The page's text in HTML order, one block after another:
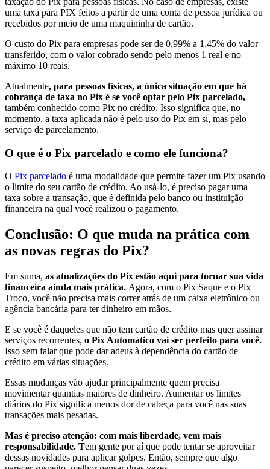
uma taxa para PIX feitos a partir de uma conta de pessoa jurídica ou
recebidos por meio de uma maquininha de cartão.
O custo do Pix para empresas pode ser de 0,99% a 1,45% do valor
transferido, com o valor cobrado sendo pelo menos 1 real e no
máximo 10 reais.
Atualmente, para pessoas físicas, a única situação em que há
cobrança de taxa no Pix é se você optar pelo Pix parcelado,
também conhecido como Pix no crédito. Isso significa que, no
momento, a taxa aplicada não é pelo uso do Pix em si, mas pelo
serviço de parcelamento.
O que é o Pix parcelado e como ele funciona?
O Pix parcelado é uma modalidade que permite fazer um Pix usando
o limite do seu cartão de crédito. Ao usá-lo, é preciso pagar uma
taxa sobre a transação, que é definida pelo banco ou instituição
financeira na qual você realizou o pagamento.
Conclusão: O que muda na prática com
as novas regras do Pix?
Em suma, as atualizações do Pix estão aqui para tornar sua vida
financeira ainda mais prática. Agora, com o Pix Saque e o Pix
Troco, você não precisa mais correr atrás de um caixa eletrônico ou
agência bancária para ter dinheiro em mãos.
E se você é daqueles que não tem cartão de crédito mas quer assinar
serviços recorrentes, o Pix Automático vai ser perfeito para você.
Isso sem falar que pode dar adeus à dependência do cartão de
crédito em várias situações.
Essas mudanças vão ajudar principalmente quem precisa
movimentar quantias maiores de dinheiro. Aumentar os limites
diários do Pix significa menos dor de cabeça para você nas suas
transações mais pesadas.
Mas é preciso atenção: com mais liberdade, vem mais
responsabilidade. Tem gente por aí que pode tentar se aproveitar
dessas novidades para aplicar golpes. Então, sempre que algo